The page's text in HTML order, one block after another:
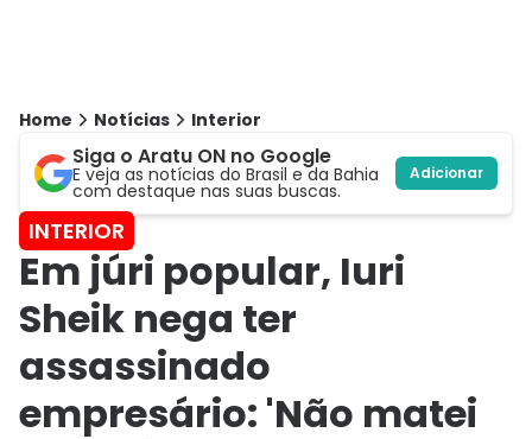
Home Notícias Interior
Siga o Aratu ON no Google
E veja as notícias do Brasil e da Bahia
com destaque nas suas buscas.
Adicionar
INTERIOR
Em júri popular, Iuri
Sheik nega ter
assassinado
empresário: 'Não matei